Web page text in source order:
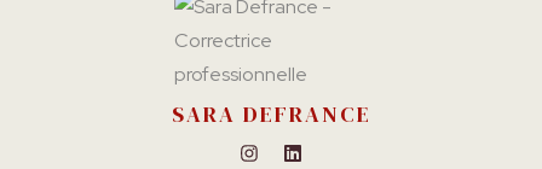
SARA DEFRANCE